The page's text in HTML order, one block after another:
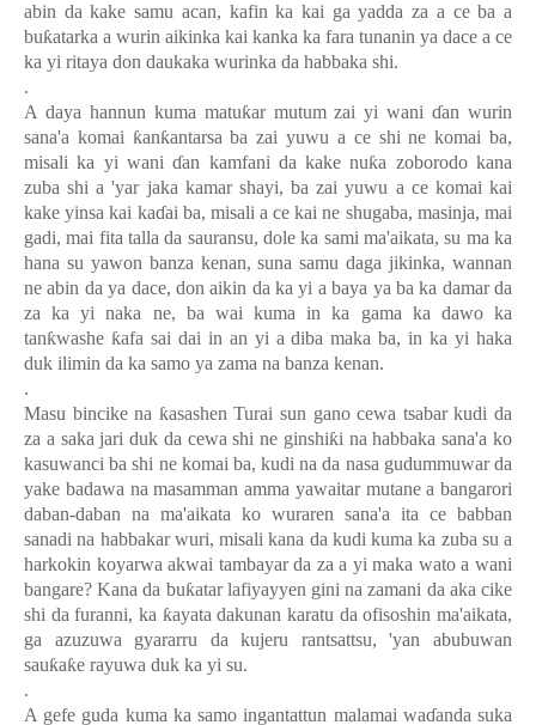
abin da kake samu acan, kafin ka kai ga yadda za a ce ba a
buƙatarka a wurin aikinka kai kanka ka fara tunanin ya dace a ce
ka yi ritaya don daukaka wurinka da habbaka shi.
.
A daya hannun kuma matuƙar mutum zai yi waniɗan wurin
sana'a komai ƙanƙantarsa ba zai yuwu a ce shi ne komai ba,
misali ka yi waniɗan kamfani da kake nuƙa zoborodo kana
zuba shi a 'yar jaka kamar shayi, ba zai yuwu a ce komai kai
kake yinsa kai kaɗai ba, misali a ce kai ne shugaba, masinja, mai
gadi, mai fita talla da sauransu, dole ka sami ma'aikata, su ma ka
hana su yawon banza kenan, suna samu daga jikinka, wannan
ne abin da ya dace, don aikin da ka yi a baya ya ba ka damar da
za ka yi naka ne, ba wai kuma in ka gama ka dawo ka
tanƙwashe ƙafa sai dai in an yi a diba maka ba, in ka yi haka
duk ilimin da ka samo ya zama na banza kenan.
.
Masu bincike na ƙasashen Turai sun gano cewa tsabar kudi da
za a saka jari duk da cewa shi ne ginshiƙi na habbaka sana'a ko
kasuwanci ba shi ne komai ba, kudi na da nasa gudummuwar da
yake badawa na masamman amma yawaitar mutane a bangarori
daban-daban na ma'aikata ko wuraren sana'a ita ce babban
sanadi na habbakar wuri, misali kana da kudi kuma ka zuba su a
harkokin koyarwa akwai tambayar da za a yi maka wato a wani
bangare? Kana da buƙatar lafiyayyen gini na zamani da aka cike
shi da furanni, ka ƙayata dakunan karatu da ofisoshin ma'aikata,
ga azuzuwa gyararru da kujeru rantsattsu, 'yan abubuwan
sauƙaƙe rayuwa duk ka yi su.
.
A gefe guda kuma ka samo ingantattun malamai waɗanda suka